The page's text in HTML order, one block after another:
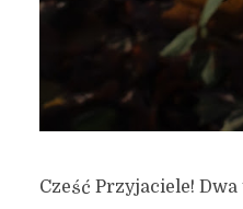
Cześć Przyjaciele!